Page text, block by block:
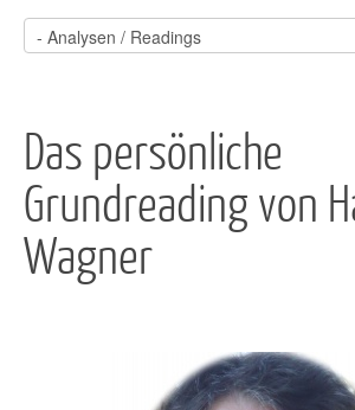
Das persönliche
Grundreading von
Wagner